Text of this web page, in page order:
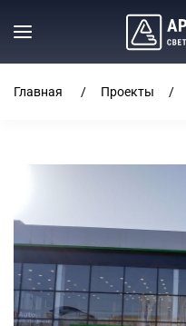
Главная Проекты